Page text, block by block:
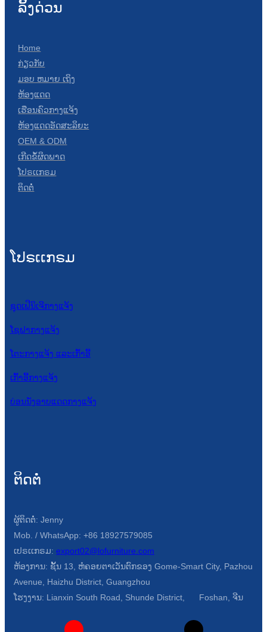
ລິ້ງດ່ວນ
Home
ກ່ຽວກັບ
ມອບ ຫມາຍ ເຖິງ
ຫ້ອງແດດ
ເຮືອນຄົວກາງແຈ້ງ
ຫ້ອງແດດອັດສະລິຍະ
OEM & ODM
ເກີດຂໍ້ຜິດພາດ
ໂປຣເເກຣມ
ຕິດຕໍ່
ໂປຣເເກຣມ
ຊຸດເຟີນິເຈີກາງແຈ້ງ
ໂຊຟາກາງແຈ້ງ
ໂຕະກາງແຈ້ງ ແລະເກົ້າອີ້
ເກົ້າອີ້ກາງແຈ້ງ
ບ່ອນນັ່ງອາບແດດກາງແຈ້ງ
ຕິດຕໍ່
ຜູ້ຕິດຕໍ່: Jenny
Mob. / WhatsApp: +86 18927579085
ເປຣເເກຣມ: export02@lofurniture.com
ຫ້ອງການ: ຊັ້ນ 13, ຫໍຄອຍຕາເວັນຕົກຂອງ Gome-Smart City, Pazhou
Avenue, Haizhu District, Guangzhou
ໂຮງງານ: Lianxin South Road, Shunde District, Foshan, ຈີນ